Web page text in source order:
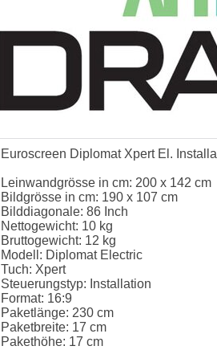
Euroscreen Diplomat Xpert El.
Leinwandgrösse in cm: 200 x 142 cm
Bildgrösse in cm: 190 x 107 cm
Bilddiagonale: 86 Inch
Nettogewicht: 10 kg
Bruttogewicht: 12 kg
Modell: Diplomat Electric
Tuch: Xpert
Steuerungstyp: Installation
Format: 16:9
Paketlänge: 230 cm
Paketbreite: 17 cm
Pakethöhe: 17 cm